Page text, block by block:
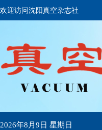
欢迎访问沈阳真空杂志社
2026年8月9日 星期日